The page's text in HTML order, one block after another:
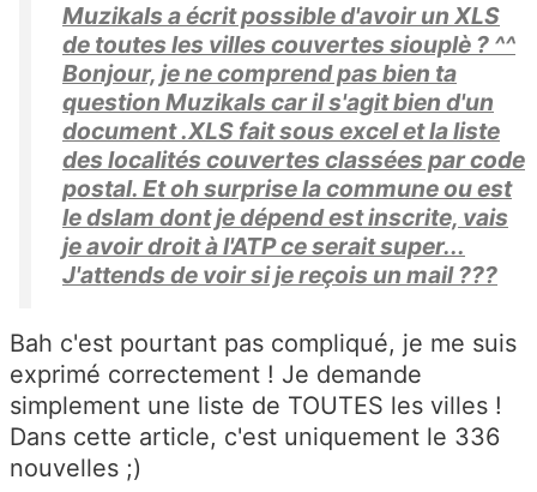
Muzikals a écrit possible d'avoir un XLS
de toutes les villes couvertes siouplè ? ^^
Bonjour, je ne comprend pas bien ta
question Muzikals car il s'agit bien d'un
document .XLS fait sous excel et la liste
des localités couvertes classées par code
postal. Et oh surprise la commune ou est
le dslam dont je dépend est inscrite, vais
je avoir droit à l'ATP ce serait super...
J'attends de voir si je reçois un mail ???
Bah c'est pourtant pas compliqué, je me suis
exprimé correctement ! Je demande
simplement une liste de TOUTES les villes !
Dans cette article, c'est uniquement le 336
nouvelles ;)